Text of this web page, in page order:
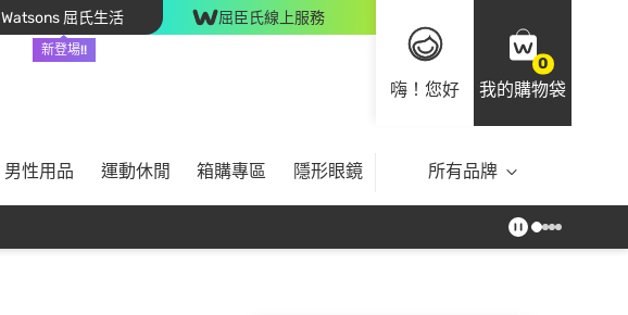
Watsons 屈氏生活
新登場!!
屈臣氏線上服務
嗨！您好
0
我的購物袋
男性用品 運動休閒 箱購專區 隱形眼鏡 所有品牌